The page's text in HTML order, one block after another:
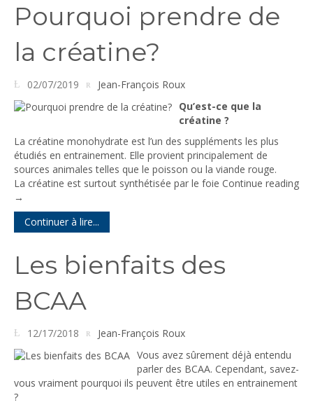
Pourquoi prendre de
la créatine?
02/07/2019
Jean-François Roux
Qu’est-ce que la
créatine ?
La créatine monohydrate est l’un des suppléments les plus
étudiés en entrainement. Elle provient principalement de
sources animales telles que le poisson ou la viande rouge.
La créatine est surtout synthétisée par le foie Continue reading
→
Continuer à lire...
Les bienfaits des
BCAA
12/17/2018
Jean-François Roux
Vous avez sûrement déjà entendu
parler des BCAA. Cependant, savez-
vous vraiment pourquoi ils peuvent être utiles en entrainement
?